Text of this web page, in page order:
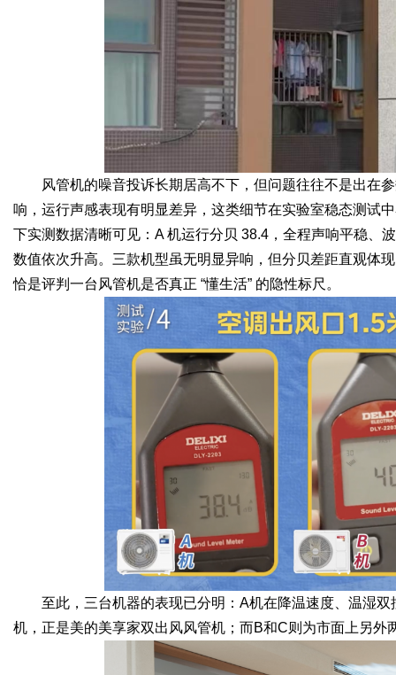
风管机的噪音投诉长期居高不下，但问题往往不是出在
响，运行声感表现有明显差异，这类细节在实验室稳态测试
下实测数据清晰可见：A 机运行分贝 38.4，全程声响平稳、
数值依次升高。三款机型虽无明显异响，但分贝差距直观体
恰是评判一台风管机是否真正 “懂生活” 的隐性标尺。
至此，三台机器的表现已分明：A机在降温速度、温湿
机，正是美的美享家双出风风管机；而B和C则为市面上另外